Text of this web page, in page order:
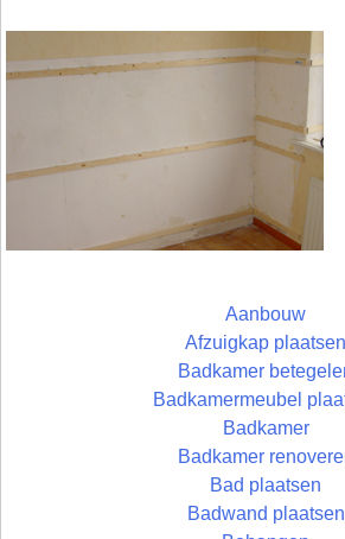
Aanbouw
Afzuigkap plaatsen
Badkamer
Badkamermeubel
Badkamer
Badkamer
Bad plaatsen
Badwand plaatsen